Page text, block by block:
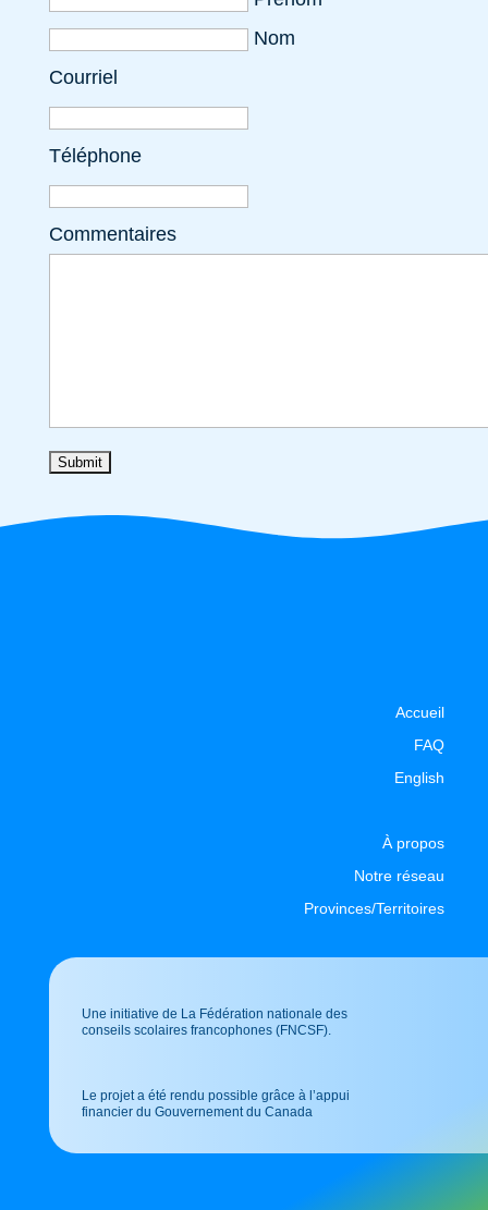
Nom
Courriel
Téléphone
Commentaires
Accueil
FAQ
English
À propos
Notre réseau
Provinces/Territoires
Une initiative de La Fédération nationale des
conseils scolaires francophones (FNCSF).
Le projet a été rendu possible grâce à l’appui
financier du Gouvernement du Canada